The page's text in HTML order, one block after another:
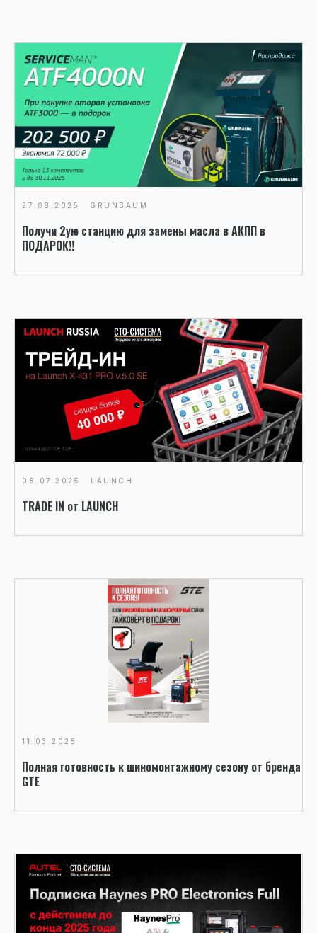
27.08.2025 GRUNBAUM
Получи 2ую станцию для замены масла в АКПП в
ПОДАРОК!!
08.07.2025 LAUNCH
TRADE IN от LAUNCH
11.03.2025
Полная готовность к шиномонтажному сезону от бренда
GTE